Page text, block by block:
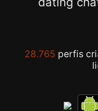
28.765 perfis